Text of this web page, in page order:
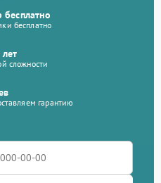
бесплатно
сложности
гарантию